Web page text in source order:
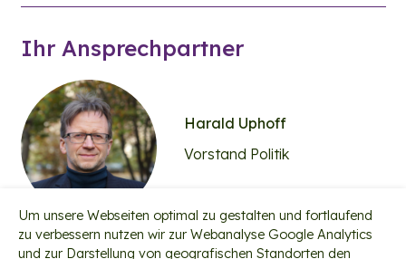
Ihr Ansprechpartner
Harald Uphoff
Vorstand Politik
Um unsere Webseiten optimal zu gestalten und fortlaufend
zu verbessern nutzen wir zur Webanalyse Google Analytics
und zur Darstellung von geografischen Standorten den